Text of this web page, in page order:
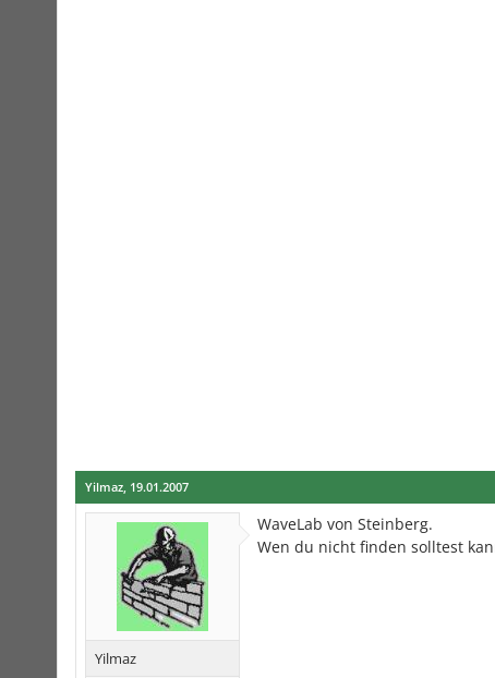
Yilmaz, 19.01.2007
Yilmaz
WaveLab von Steinberg.
Wen du nicht finden solltest